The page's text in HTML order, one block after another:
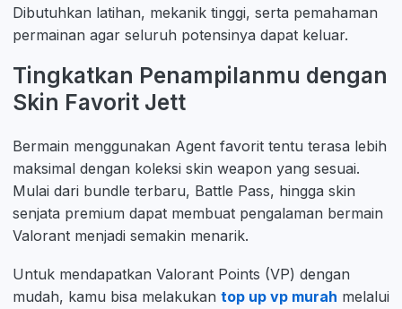
Dibutuhkan latihan, mekanik tinggi, serta pemahaman
permainan agar seluruh potensinya dapat keluar.
Tingkatkan Penampilanmu dengan
Skin Favorit Jett
Bermain menggunakan Agent favorit tentu terasa lebih
maksimal dengan koleksi skin weapon yang sesuai.
Mulai dari bundle terbaru, Battle Pass, hingga skin
senjata premium dapat membuat pengalaman bermain
Valorant menjadi semakin menarik.
Untuk mendapatkan Valorant Points (VP) dengan
mudah, kamu bisa melakukan top up vp murah melalui